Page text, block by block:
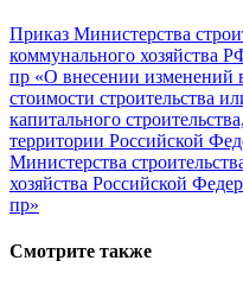
Приказ Министерства
коммунального хозяйства
пр «О внесении изменений
стоимости строительства
капитального
территории Российской
Министерства
хозяйства Российской
пр»
Смотрите также